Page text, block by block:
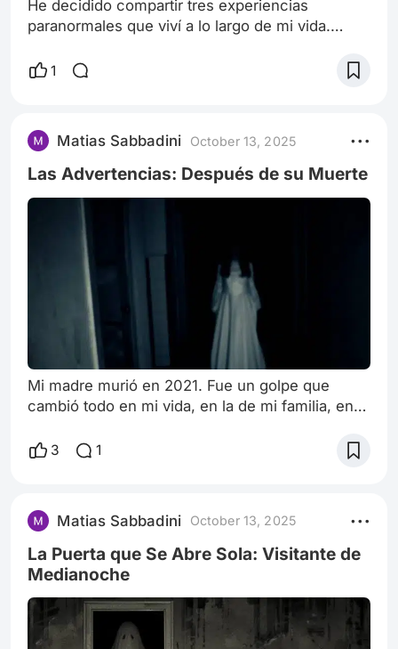
He decidido compartir tres experiencias
paranormales que viví a lo largo de mi vida.
esperé publicar. Experiencias que, incluso
Pero antes de que leas estas historias, necesito
ser claro sobre algo: yo sigo siendo escéptico.
No me asutan las películas de terror. No creo c
1
Matias Sabbadini October 13, 2025
Las Advertencias: Después de su Muerte
Mi madre murió en 2021. Fue un golpe que
cambió todo en mi vida, en la de mi familia, en la
ausencia, la sensación de que algo fundamental
mudé nuevamente a su casa en Plottier.
Necesitaba estar en un lugar conocido, rodeado
de sus cosas, de sus recuerdos. Pasé un año
co
3 1
Matias Sabbadini October 13, 2025
La Puerta que Se Abre Sola: Visitante de
Medianoche